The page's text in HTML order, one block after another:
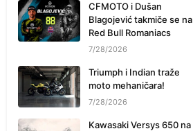
CFMOTO i Dušan
Blagojević takmiče se na
Red Bull Romaniacs
7/28/2026
Triumph i Indian traže
moto mehaničara!
7/28/2026
Kawasaki Versys 650 na